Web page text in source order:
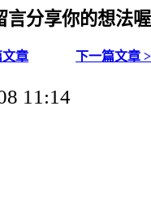
言分享你的想法
文章 下一篇文章 >
11:14